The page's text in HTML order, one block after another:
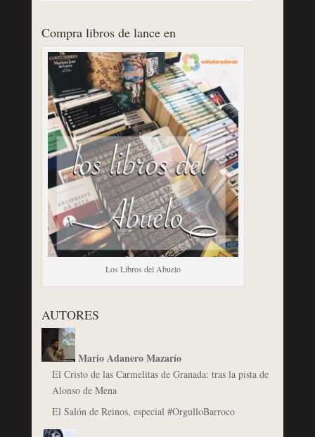
Compra libros de lance en
Los Libros del Abuelo
AUTORES
Mario Adanero Mazarío
El Cristo de las Carmelitas de Granada: tras la pista de
Alonso de Mena
El Salón de Reinos, especial #OrgulloBarroco